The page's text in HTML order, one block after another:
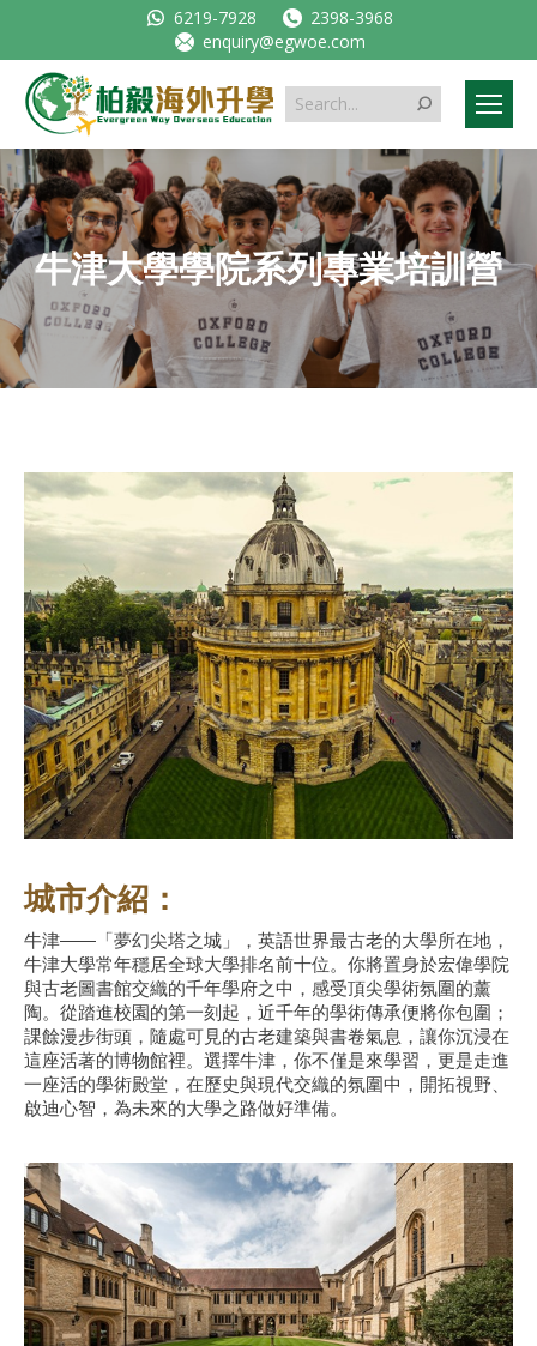
6219-7928
2398-3968
enquiry@egwoe.com
Search:
牛津大學學院系列專業培訓營
城市介紹：
牛津——「夢幻尖塔之城」，英語世界最古老的大學所在地，
牛津大學常年穩居全球大學排名前十位。你將置身於宏偉學院
與古老圖書館交織的千年學府之中，感受頂尖學術氛圍的薰
陶。從踏進校園的第一刻起，近千年的學術傳承便將你包圍；
課餘漫步街頭，隨處可見的古老建築與書卷氣息，讓你沉浸在
這座活著的博物館裡。選擇牛津，你不僅是來學習，更是走進
一座活的學術殿堂，在歷史與現代交織的氛圍中，開拓視野、
啟迪心智，為未來的大學之路做好準備。